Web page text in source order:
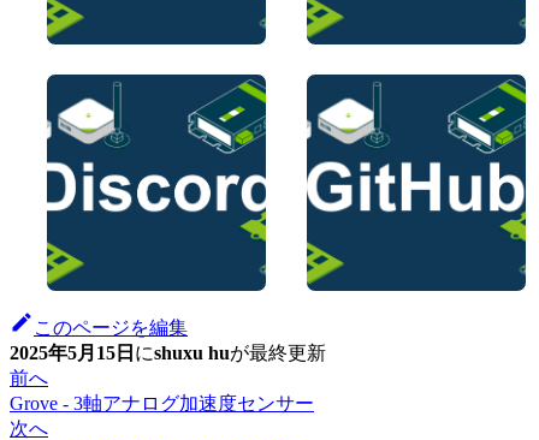
このページを編集
2025年5月15日 にshuxu huが最終更新
前へ
Grove - 3軸アナログ加速度センサー
次へ